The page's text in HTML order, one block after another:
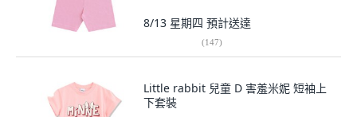
8/13 星期四 預計送達
(147)
Little rabbit 兒童 D 害羞米妮 短袖上
下套裝